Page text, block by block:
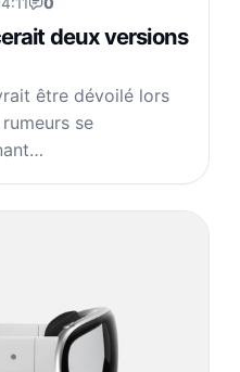
deux versions
être dévoilé lors
se